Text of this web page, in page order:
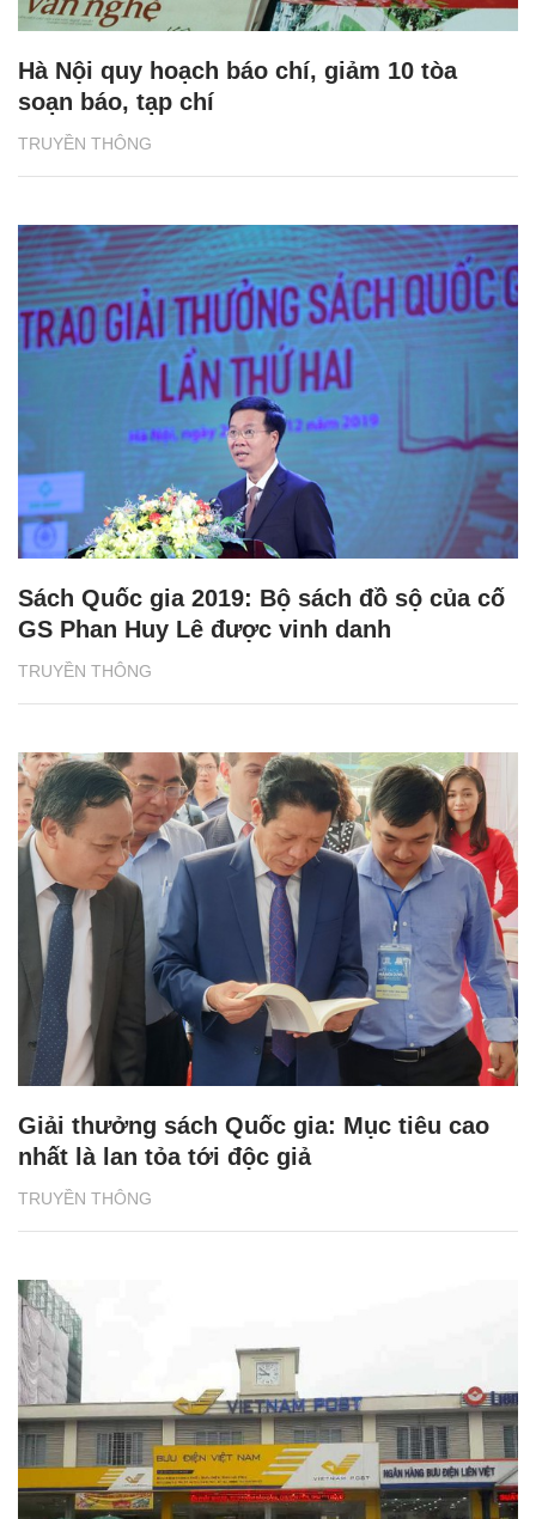
TRUYỀN THÔNG
Hà Nội quy hoạch báo chí, giảm 10 tòa
soạn báo, tạp chí
TRUYỀN THÔNG
Sách Quốc gia 2019: Bộ sách đồ sộ của cố
GS Phan Huy Lê được vinh danh
TRUYỀN THÔNG
Giải thưởng sách Quốc gia: Mục tiêu cao
nhất là lan tỏa tới độc giả